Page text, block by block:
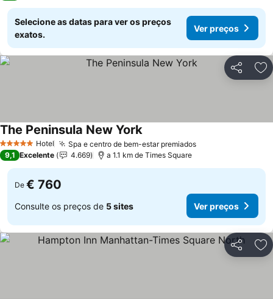
Selecione as datas para ver os preços
exatos.
Ver preços
Partilhar
5 Estrelas Hotel Spa e centro de bem-estar premiadosVer preços
The Peninsula New YorkVer preços
9,1 Excelente 4.669 a 1.1 km de Times Square
De € 760
Consulte os preços de 5 sites Ver preços
Partilhar